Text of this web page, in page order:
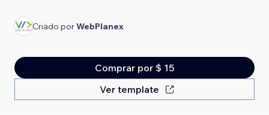
Criado porWebPlanex
Comprar por $ 15
Ver template